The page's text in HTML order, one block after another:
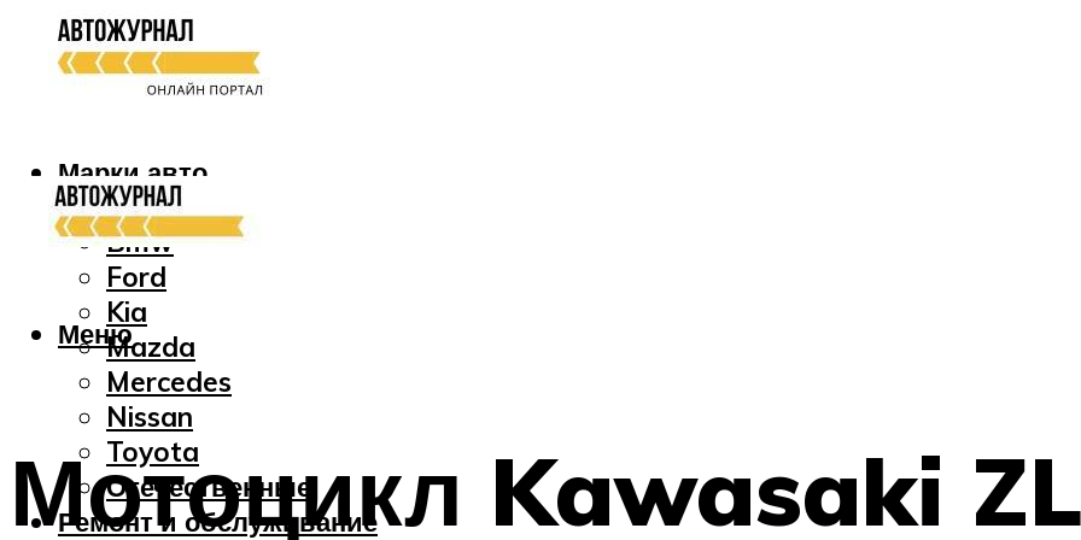
Марки авто
Audi
Bmw
Ford
Kia
Mazda
Mercedes
Nissan
Toyota
Отечественные
Ремонт и обслуживание
Меню
Мотоцикл Kawasaki